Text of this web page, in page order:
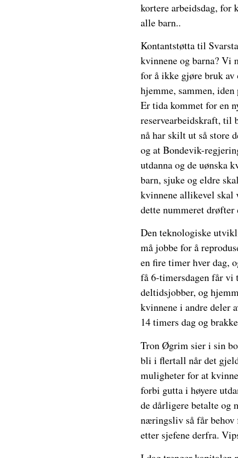
kortere arbeidsdag, for
alle barn..
Kontantstøtta til
kvinnene og barna? Vi
for å ikke gjøre bruk av
hjemme, sammen,
Er tida kommet for en
reservearbeidskraft, til
nå har skilt ut så store
og at Bondevik-
utdanna og de uønska
barn, sjuke og eldre
kvinnene allikevel skal
dette nummeret drøfter
Den teknologiske
må jobbe for å
en fire timer hver dag,
få 6-timersdagen får vi
deltidsjobber, og
kvinnene i andre deler
14 timers dag og
Tron Øgrim sier i sin
bli i flertall når det
muligheter for at
forbi gutta i høyere
de dårligere betalte og
næringsliv så får behov
etter sjefene derfra.